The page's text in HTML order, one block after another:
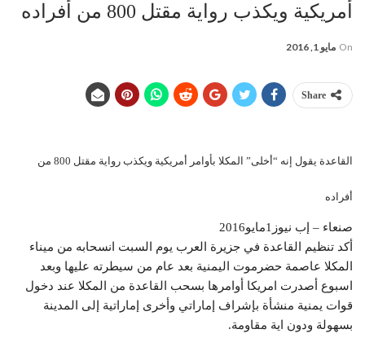
أمريكية ويكذب رواية مقتل 800 من أفراده
On مايو 1, 2016
Share
القاعدة يقول إنه “أخلى” المكلا بأوامر أمريكية ويكذب رواية مقتل 800 من
أفراده
صنعاء – إب نيوز1مايو2016
أكد تنظيم القاعدة في جزيرة العرب يوم السبت انسحابه من ميناء
المكلا عاصمة حضرموت اليمنية بعد عام من سيطرته عليها وبعد
اسبوع أصدرت امريكا أوامرها بسحب القاعدة من المكلا عند دخول
قوات يمنية منشأة بإشراف إماراتي وأخرى إماراتية إلى المدينة
بسهولة ودون اية مقاومة.